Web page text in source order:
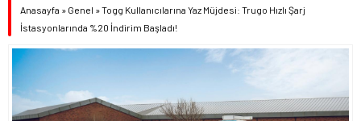
Anasayfa » Genel »Togg Kullanıcılarına Yaz Müjdesi: Trugo Hızlı Şarj
İstasyonlarında %20 İndirim Başladı!